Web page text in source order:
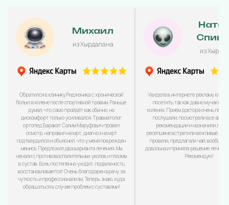
Михаил
из Хырдалана
Обратился в клинику Ридженика с хронической
болью в колене после спортивной травмы. Раньше
думал, что само пройдёт как обычно, но
дискомфорт только усиливался. Травматолог
ортопед Баракат Салим Маруфович провел
осмотр, направил на мрт, диагноз на мрт
подтвердился и объяснил, что у меня поврежден
мениск. Предложил два варианта лечения. Мы
начали с противовоспалительных уколов и плазмы
в сустав. Боль постепенно уходит, подвижность
восстановливается! Очень благодарен врачу за
чуткость и профессионализм. Теперь знаю, куда
обращаться в случае проблем с суставами!
из
Увидела в интернете рекламу
посетить так как давно мучаюсь
коленях. Прием доктора очень
послушали, посмотрели все
рекомендации и назначили
ресепшене встретили вежливые
провели, предлагали чай, вообщем
довольна и приняла решение
Рекомендую!